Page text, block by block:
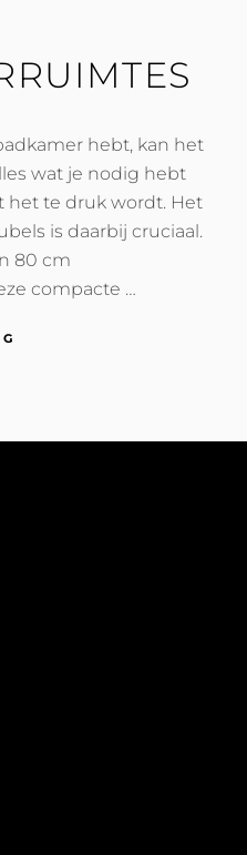
hebt, kan het
wat je nodig hebt
het te druk wordt. Het
is daarbij cruciaal.
80 cm
compacte …